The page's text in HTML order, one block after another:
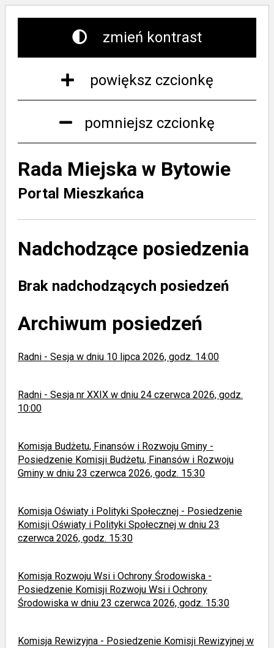
zmień kontrast
powiększ czcionkę
pomniejsz czcionkę
Rada Miejska w Bytowie
Portal Mieszkańca
Nadchodzące posiedzenia
Brak nadchodzących posiedzeń
Archiwum posiedzeń
Radni - Sesja w dniu 10 lipca 2026, godz. 14:00
Radni - Sesja nr XXIX w dniu 24 czerwca 2026, godz.
10:00
Komisja Budżetu, Finansów i Rozwoju Gminy -
Posiedzenie Komisji Budżetu, Finansów i Rozwoju
Gminy w dniu 23 czerwca 2026, godz. 15:30
Komisja Oświaty i Polityki Społecznej - Posiedzenie
Komisji Oświaty i Polityki Społecznej w dniu 23
czerwca 2026, godz. 15:30
Komisja Rozwoju Wsi i Ochrony Środowiska -
Posiedzenie Komisji Rozwoju Wsi i Ochrony
Środowiska w dniu 23 czerwca 2026, godz. 15:30
Komisja Rewizyjna - Posiedzenie Komisji Rewizyjnej w